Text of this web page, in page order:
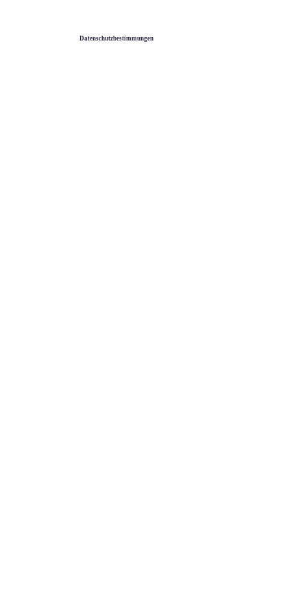
Datenschutzbestimmungen